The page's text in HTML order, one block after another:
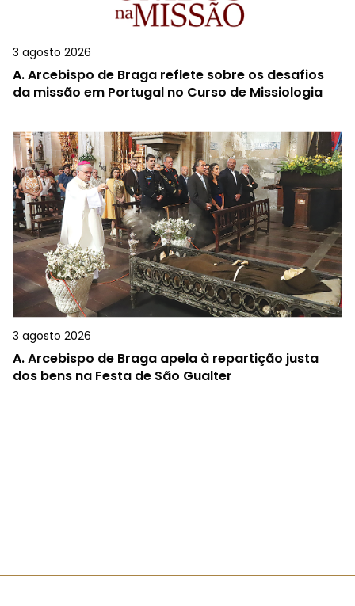
3 agosto 2026
A.Arcebispo de Braga reflete sobre os desafios
da missão em Portugal no Curso de Missiologia
3 agosto 2026
A.Arcebispo de Braga apela à repartição justa
dos bens na Festa de São Gualter